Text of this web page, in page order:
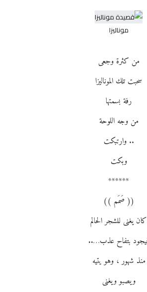
موناليزا
من كثرة وجعى
سحبت تلك الموناليزا
رفة بسمتها
من وجه اللوحة
.. وارتبكت
وبكت
******
(( صَمَم ))
كان يغنى للشجر الحالم
بتفاح عذب…..
منذ شهور ، وهو يتيه
ويصبو ويغنى